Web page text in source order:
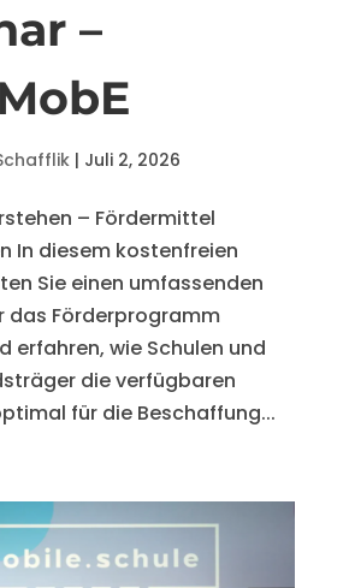
–
| Juli 2, 2026
– Fördermittel
In diesem kostenfreien
Sie einen umfassenden
das Förderprogramm
erfahren, wie Schulen und
die verfügbaren
für die Beschaffung...